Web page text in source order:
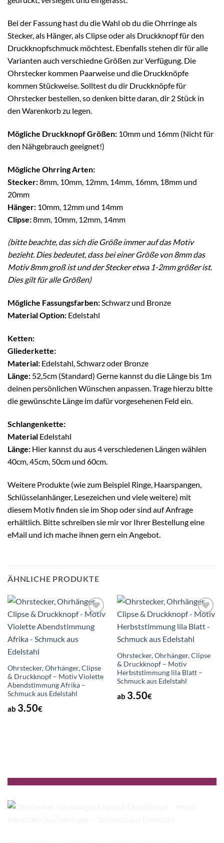
Bei der Fassung hast du die Wahl ob du die Ohrringe als
Stecker, als Hänger, als Clipse oder als Druckknopf für den
Druckknopfschmuck möchtest. Ebenfalls stehen dir für alle
Varianten auch verschiedne Größen zur Verfügung. Die
Ohrstecker kommen Paarweise und die Druckknöpfe
kommen Stückweise. Solltest du dir Druckknöpfe für
Ohrstecker bestellen, so denken bitte daran, dir 2 Stück in
den Warenkorb zu legen.
Mögliche Druckknopf Größen: 10mm und 16mm (Nicht für
den Nähgebrauch geeignet!)
Mögliche Ohrring Arten:
Stecker:8mm, 10mm, 12mm, 14mm, 16mm, 18mm und
20mm
Hänger: 10mm, 12mm und 14mm
Clipse:8mm, 10mm, 12mm, 14mm
(bitte beachte, das sich die Größe immer auf das Motiv
bezieht. Dies bedeutet, dass bei einer Größe von 8mm das
Motiv 8mm groß ist und der Stecker etwa 1-2mm größer ist.
Dies gilt für alle Größen)
Mögliche Fassungsfarben:Schwarz und Bronze
Material Option: Edelstahl
Ketten:
Gliederkette:
Material: Edelstahl, Schwarz oder Bronze
Länge: 52,5cm (Standard) Gerne kannst du die Länge bis 1m
deinen persönlichen Wünschen anpassen. Trage hierzu bitte
die gewünschte Länge im dafür vorgesehenen Feld ein.
Schlangenkette:
Material Edelstahl
Länge: Hier kannst du aus 4 verschiedenen Längen wählen
40cm, 45cm, 50cm und 60cm.
Weitere Produkte (wie zum Beispiel Ringe, Haarspangen,
Schlüsselanhänger, Lesezeichen und viele weitere) mit
diesem Motiv finden sie im Shop oder sind auf Anfrage
erhältlich. Bitte schreiben sie mir vor Ihrer Bestellung eine
eMail und ich mache ihnen gern ein Angebot.
ÄHNLICHE PRODUKTE
Wunschliste
Ohrstecker, Ohrhänger, Clipse
& Druckknopf – Motiv Violette
Abendstimmung Afrika –
Schmuck aus Edelstahl
ab 3.50€
Wunschliste
Ohrstecker, Ohrhänger, Clipse
& Druckknopf – Motiv
Herbststimmung lila Blatt –
Schmuck aus Edelstahl
ab 3.50€